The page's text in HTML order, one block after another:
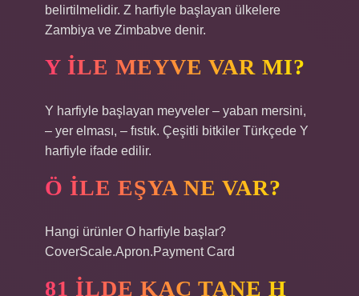
belirtilmelidir. Z harfiyle başlayan ülkelere
Zambiya ve Zimbabve denir.
Y ILE MEYVE VAR MI?
Y harfiyle başlayan meyveler – yaban mersini,
– yer elması, – fıstık. Çeşitli bitkiler Türkçede Y
harfiyle ifade edilir.
Ö ILE EŞYA NE VAR?
Hangi ürünler O harfiyle başlar?
CoverScale.Apron.Payment Card
81 ILDE KAÇ TANE H